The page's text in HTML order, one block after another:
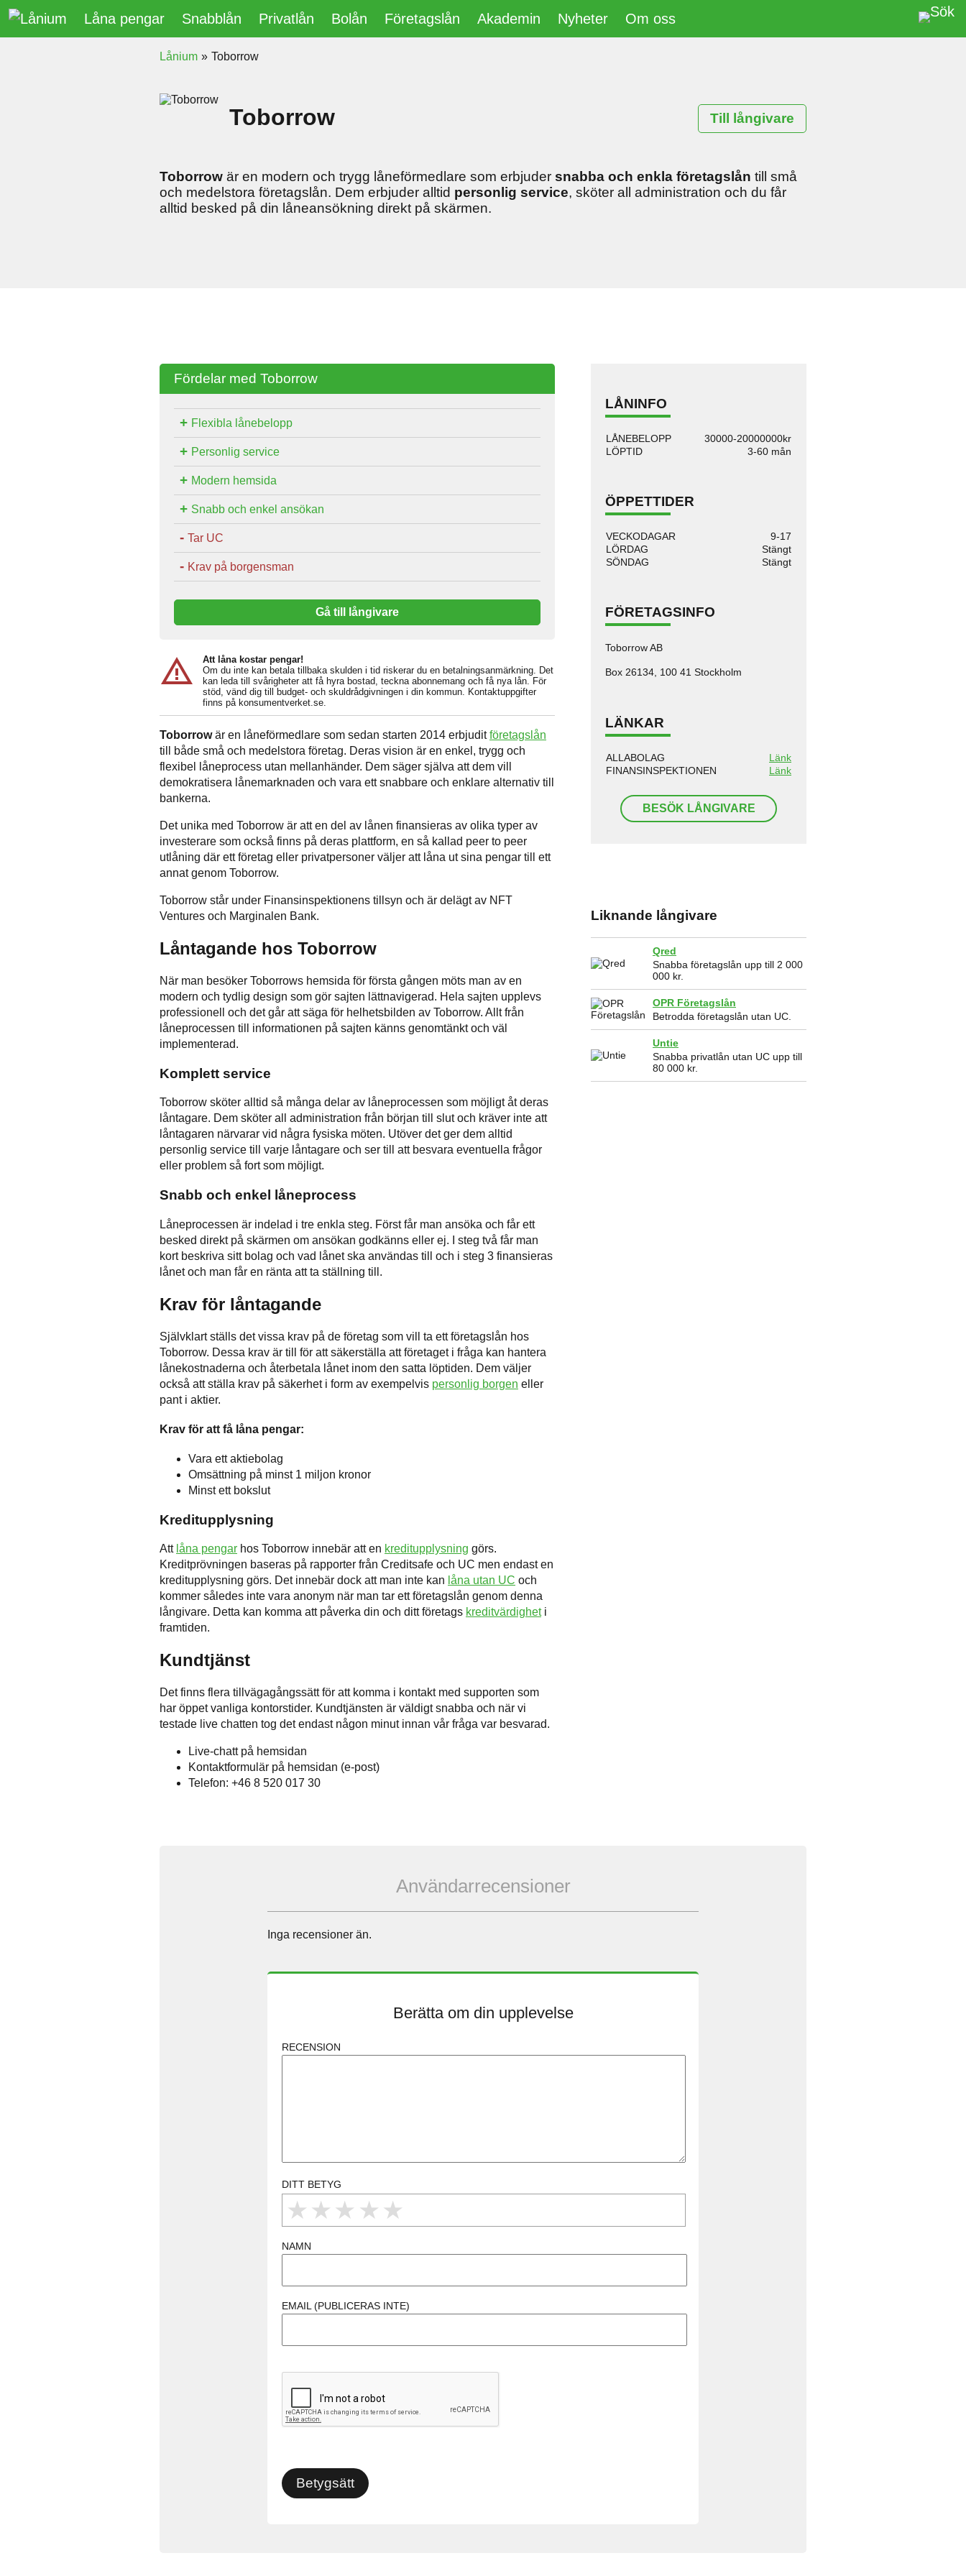
Låna pengar Snabblån Privatlån Bolån Företagslån Akademin Nyheter Om oss
Lånium » Toborrow
Toborrow Till långivare
Toborrow är en modern och trygg låneförmedlare som erbjuder snabba och enkla företagslån till små
och medelstora företagslån. Dem erbjuder alltid personlig service, sköter all administration och du får
alltid besked på din låneansökning direkt på skärmen.
Fördelar med Toborrow
Flexibla lånebelopp
Personlig service
Modern hemsida
Snabb och enkel ansökan
Tar UC
Krav på borgensman
Gå till långivare
warning_amber
Att låna kostar pengar!
Om du inte kan betala tillbaka skulden i tid riskerar du en betalningsanmärkning. Det
kan leda till svårigheter att få hyra bostad, teckna abonnemang och få nya lån. För
stöd, vänd dig till budget- och skuldrådgivningen i din kommun. Kontaktuppgifter
finns på konsumentverket.se.
Toborrowär en låneförmedlare som sedan starten 2014 erbjuditföretagslån
till både små och medelstora företag. Deras vision är en enkel, trygg och
flexibel låneprocess utan mellanhänder. Dem säger själva att dem vill
demokratisera lånemarknaden och vara ett snabbare och enklare alternativ till
bankerna.
Det unika med Toborrow är att en del av lånen finansieras av olika typer av
investerare som också finns på deras plattform, en så kallad peer to peer
utlåning där ett företag eller privatpersoner väljer att låna ut sina pengar till ett
annat genom Toborrow.
Toborrow står under Finansinspektionens tillsyn och är delägt av NFT
Ventures och Marginalen Bank.
Låntagande hos Toborrow
När man besöker Toborrows hemsida för första gången möts man av en
modern och tydlig design som gör sajten lättnavigerad. Hela sajten upplevs
professionell och det går att säga för helhetsbilden av Toborrow. Allt från
låneprocessen till informationen på sajten känns genomtänkt och väl
implementerad.
Komplett service
Toborrow sköter alltid så många delar av låneprocessen som möjligt åt deras
låntagare. Dem sköter all administration från början till slut och kräver inte att
låntagaren närvarar vid några fysiska möten. Utöver det ger dem alltid
personlig service till varje låntagare och ser till att besvara eventuella frågor
eller problem så fort som möjligt.
Snabb och enkel låneprocess
Låneprocessen är indelad i tre enkla steg. Först får man ansöka och får ett
besked direkt på skärmen om ansökan godkänns eller ej. I steg två får man
kort beskriva sitt bolag och vad lånet ska användas till och i steg 3 finansieras
lånet och man får en ränta att ta ställning till.
Krav för låntagande
Självklart ställs det vissa krav på de företag som vill ta ett företagslån hos
Toborrow. Dessa krav är till för att säkerställa att företaget i fråga kan hantera
lånekostnaderna och återbetala lånet inom den satta löptiden. Dem väljer
också att ställa krav på säkerhet i form av exempelvis personlig borgen eller
pant i aktier.
Krav för att få låna pengar:
Vara ett aktiebolag
Omsättning på minst 1 miljon kronor
Minst ett bokslut
Kreditupplysning
Att låna pengar hos Toborrow innebär att en kreditupplysning görs.
Kreditprövningen baseras på rapporter från Creditsafe och UC men endast en
kreditupplysning görs. Det innebär dock att man inte kan låna utan UC och
kommer således inte vara anonym när man tar ett företagslån genom denna
långivare. Detta kan komma att påverka din och ditt företags kreditvärdigheti
framtiden.
Kundtjänst
Det finns flera tillvägagångssätt för att komma i kontakt med supporten som
har öppet vanliga kontorstider. Kundtjänsten är väldigt snabba och när vi
testade live chatten tog det endast någon minut innan vår fråga var besvarad.
Live-chatt på hemsidan
Kontaktformulär på hemsidan (e-post)
Telefon: +46 8 520 017 30
LÅNINFO
LÅNEBELOPP
30000-20000000kr
LÖPTID
3-60 mån
ÖPPETTIDER
VECKODAGAR
9-17
LÖRDAG
Stängt
SÖNDAG
Stängt
FÖRETAGSINFO
Toborrow AB
Box 26134, 100 41 Stockholm
LÄNKAR
ALLABOLAG
Länk
FINANSINSPEKTIONEN
Länk
BESÖK LÅNGIVARE
Liknande långivare
Qred
Snabba företagslån upp till 2 000
000 kr.
OPR Företagslån
Betrodda företagslån utan UC.
Untie
Snabba privatlån utan UC upp till
80 000 kr.
Användarrecensioner
Inga recensioner än.
Berätta om din upplevelse
RECENSION
DITT BETYG
4 stars
3 stars
2 stars
1 star
NAMN
EMAIL (PUBLICERAS INTE)